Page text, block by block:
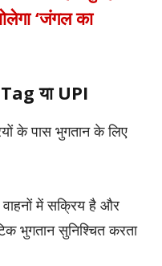
‘जंगल का
या UPI
के पास भुगतान के लिए
में सक्रिय है और
भुगतान सुनिश्चित करता